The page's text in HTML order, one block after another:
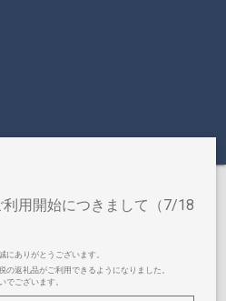
用開始につきまして（7/18
にありがとうございます。
の返礼品がご利用できるようになりました。
でございます。